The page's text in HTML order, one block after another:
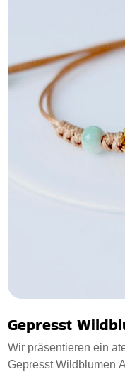
Gepresst
Wir präsentieren ein
Gepresst Wildblumen